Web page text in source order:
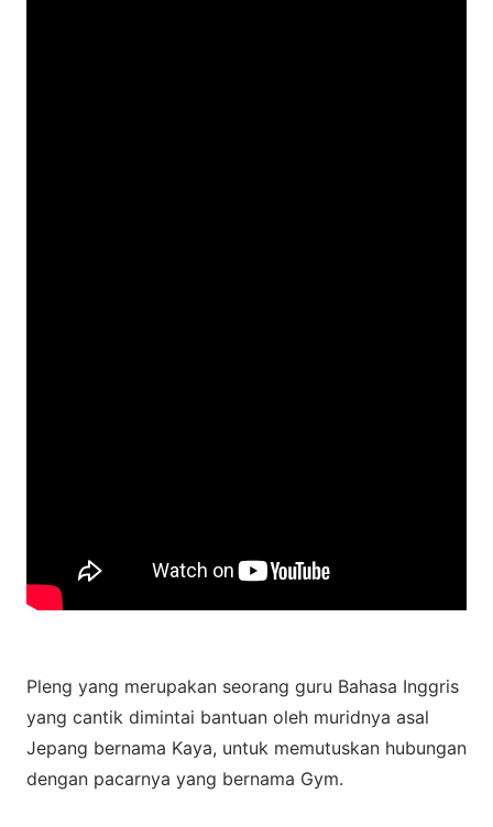
Pleng yang merupakan seorang guru Bahasa Inggris
yang cantik dimintai bantuan oleh muridnya asal
Jepang bernama Kaya, untuk memutuskan hubungan
dengan pacarnya yang bernama Gym.